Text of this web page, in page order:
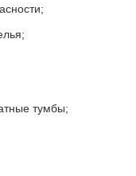
тумбы;